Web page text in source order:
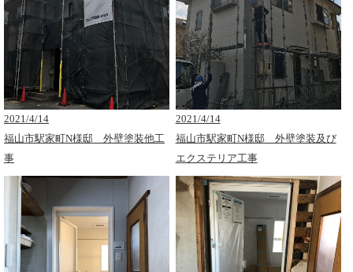
2021/4/14
福山市駅家町N様邸 外壁塗装他工
事
2021/4/14
福山市駅家町N様邸 外壁塗装及び
エクステリア工事